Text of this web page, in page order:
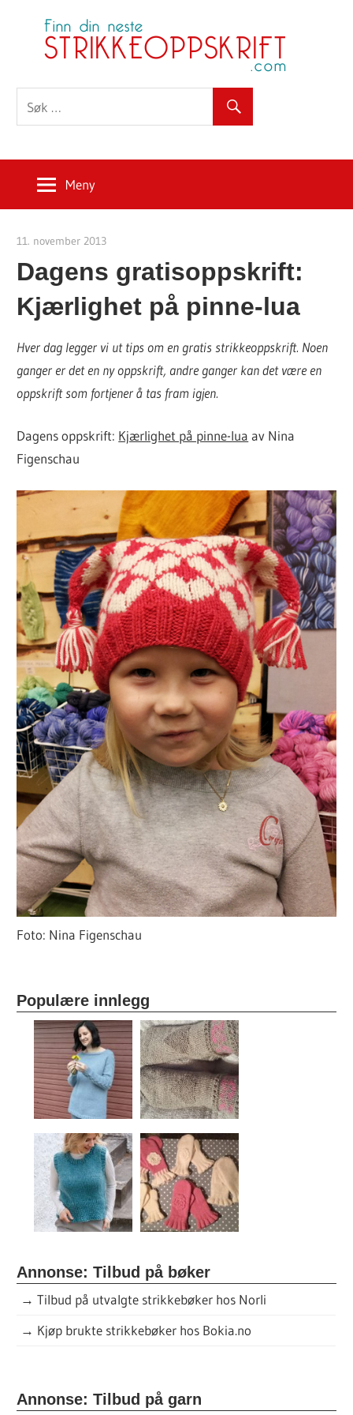
Meny
11. november 2013
Dagens gratisoppskrift:
Kjærlighet på pinne-lua
Hver dag legger vi ut tips om en gratis strikkeoppskrift. Noen
ganger er det en ny oppskrift, andre ganger kan det være en
oppskrift som fortjener å tas fram igjen.
Dagens oppskrift: Kjærlighet på pinne-lua av Nina
Figenschau
Foto: Nina Figenschau
Populære innlegg
Annonse: Tilbud på bøker
→Tilbud på utvalgte strikkebøker hos Norli
→ Kjøp brukte strikkebøker hos Bokia.no
Annonse: Tilbud på garn